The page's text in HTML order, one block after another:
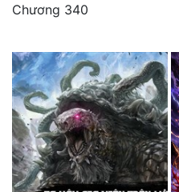
Ngược
Nữ Phụ
Phong Thủy - Tâm Linh
Phương Tây
Phản Phái
Chương 340